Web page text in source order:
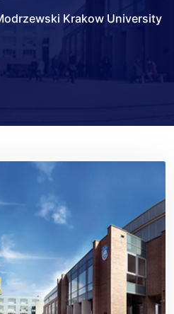
Krakow University